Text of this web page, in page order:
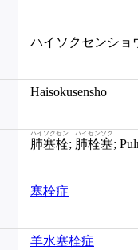
ハイソクセンショ
Haisokusensho
肺塞栓
ハイソクセン
; 肺栓塞
ハイセンソク
;
塞栓症
羊水塞栓症